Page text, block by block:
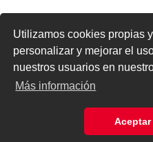
Utilizamos cookies propias
personalizar y mejorar el
nuestros usuarios en
Más información
Aceptar
© 2026 Todos los derechos
o parcial, incluyendo